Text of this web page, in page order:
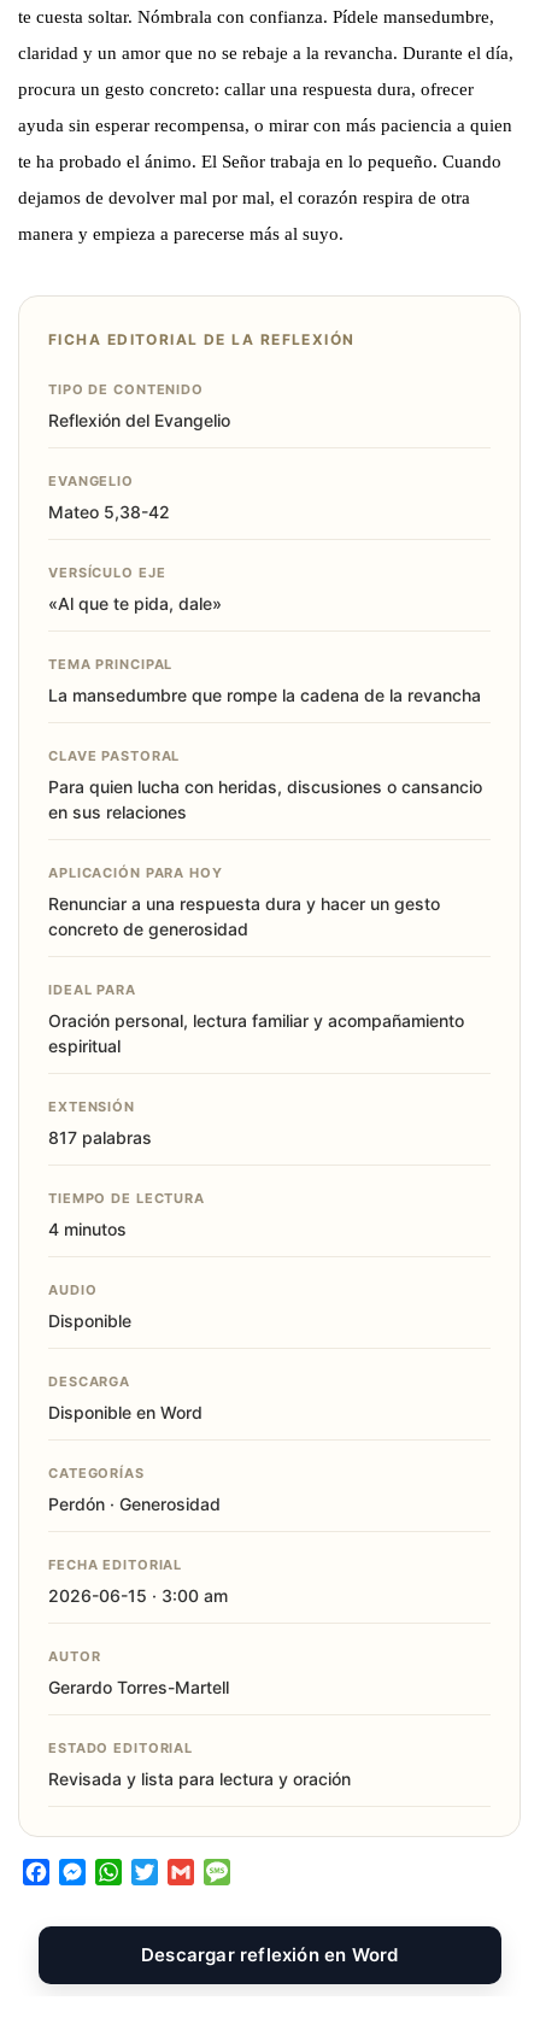
te cuesta soltar. Nómbrala con confianza. Pídele mansedumbre,
claridad y un amor que no se rebaje a la revancha. Durante el día,
procura un gesto concreto: callar una respuesta dura, ofrecer
ayuda sin esperar recompensa, o mirar con más paciencia a quien
te ha probado el ánimo. El Señor trabaja en lo pequeño. Cuando
dejamos de devolver mal por mal, el corazón respira de otra
manera y empieza a parecerse más al suyo.
FICHA EDITORIAL DE LA REFLEXIÓN
TIPO DE CONTENIDO
Reflexión del Evangelio
EVANGELIO
Mateo 5,38-42
VERSÍCULO EJE
«Al que te pida, dale»
TEMA PRINCIPAL
La mansedumbre que rompe la cadena de la revancha
CLAVE PASTORAL
Para quien lucha con heridas, discusiones o cansancio
en sus relaciones
APLICACIÓN PARA HOY
Renunciar a una respuesta dura y hacer un gesto
concreto de generosidad
IDEAL PARA
Oración personal, lectura familiar y acompañamiento
espiritual
EXTENSIÓN
817 palabras
TIEMPO DE LECTURA
4 minutos
AUDIO
Disponible
DESCARGA
Disponible en Word
CATEGORÍAS
Perdón · Generosidad
FECHA EDITORIAL
2026-06-15 · 3:00 am
AUTOR
Gerardo Torres-Martell
ESTADO EDITORIAL
Revisada y lista para lectura y oración
c
b
M
s
e
W
a
s
i
t
t
G
a
i
l
s
s
a
Descargar reflexión en Word